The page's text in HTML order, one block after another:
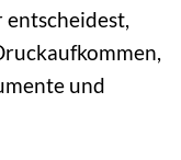
und